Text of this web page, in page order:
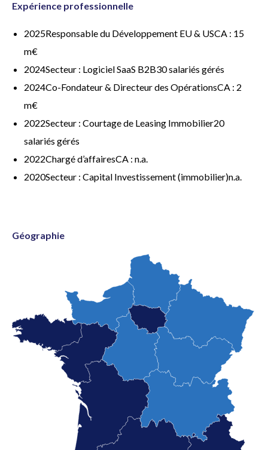
Expérience professionnelle
2025Responsable du Développement EU & USCA : 15
m€
2024Secteur : Logiciel SaaS B2B30 salariés gérés
2024Co-Fondateur & Directeur des OpérationsCA : 2
m€
2022Secteur : Courtage de Leasing Immobilier20
salariés gérés
2022Chargé d’affairesCA : n.a.
2020Secteur : Capital Investissement (immobilier)n.a.
Géographie